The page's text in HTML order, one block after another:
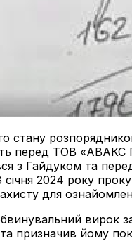
перед ТОВ «АВАКС
Гайдуком та
січня 2024 року
для
вирок
йому